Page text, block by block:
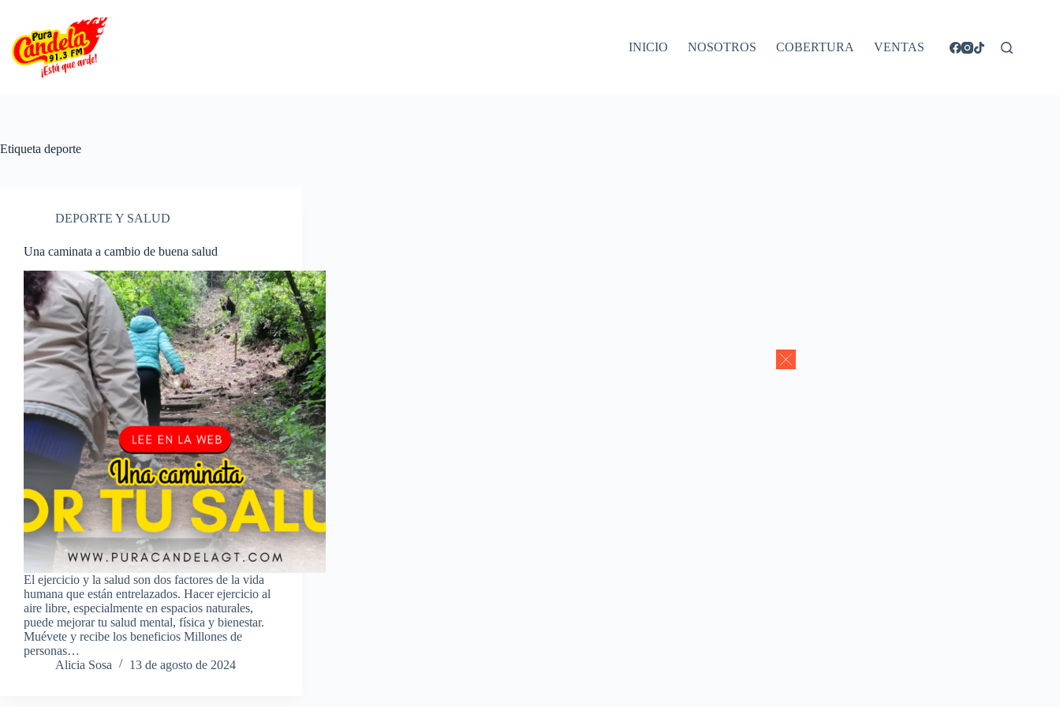
contenido
INICIO
NOSOTROS COBERTURA VENTAS
Etiqueta deporte
DEPORTE Y SALUD
Una caminata a cambio de buena salud
El ejercicio y la salud son dos factores de la vida
humana que están entrelazados. Hacer ejercicio al
aire libre, especialmente en espacios naturales,
puede mejorar tu salud mental, física y bienestar.
Muévete y recibe los beneficios Millones de
personas…
Alicia Sosa
13 de agosto de 2024